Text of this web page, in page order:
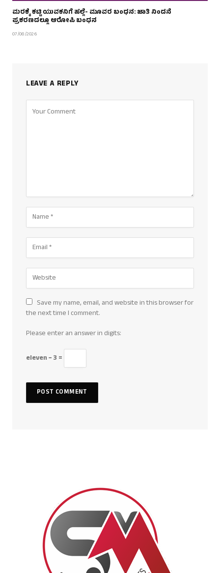
ಮರಕ್ಕೆ ಕಟ್ಟಿ ಯುವಕನಿಗೆ ಹಲ್ಲೆ- ಮೂವರ ಬಂಧನ: ಜಾತಿ ನಿಂದನೆ
ಪ್ರಕರಣದಲ್ಲೂ ಆರೋಪಿ ಬಂಧನ
07/08/2026
LEAVE A REPLY
Save my name, email, and website in this browser for
the next time I comment.
Please enter an answer in digits:
eleven − 3 =